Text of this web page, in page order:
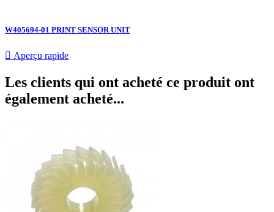
W405694-01 PRINT SENSOR UNIT
 Aperçu rapide
Les clients qui ont acheté ce produit ont
également acheté...